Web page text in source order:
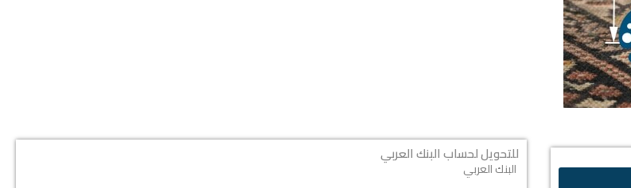
للتحويل لحساب البنك العربي
البنك العربي